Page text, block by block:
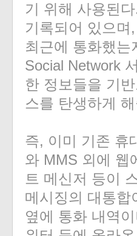
기 위해 사용된
기록되어 있으
최근에 통화했는
Social Network
한 정보들을 기
스를 탄생하게
즉, 이미 기존 휴
와 MMS 외에 웹
트 메신저 등이
메시징의 대통합
옆에 통화 내역